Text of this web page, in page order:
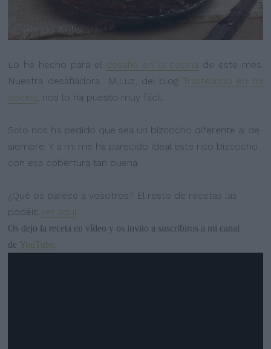
Lo he hecho para el desafío en la cocinade este mes.
Nuestra desafiadora M.Luz, del blog Trasteando en mi
cocina, nos lo ha puesto muy fácil.
Solo nos ha pedido que sea un bizcocho diferente al de
siempre. Y a mi me ha parecido ideal este rico bizcocho
con esa cobertura tan buena.
¿Qué os parece a vosotros? El resto de recetas las
podéis ver aquí.
Os dejo la receta en vídeo y os invito a suscribiros a mi canal
de YouTube.